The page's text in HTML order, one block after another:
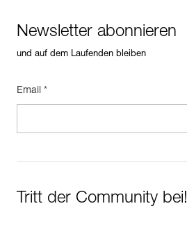
Newsletter abonnieren
und auf dem Laufenden bleiben
Email *
Tritt der Community bei!